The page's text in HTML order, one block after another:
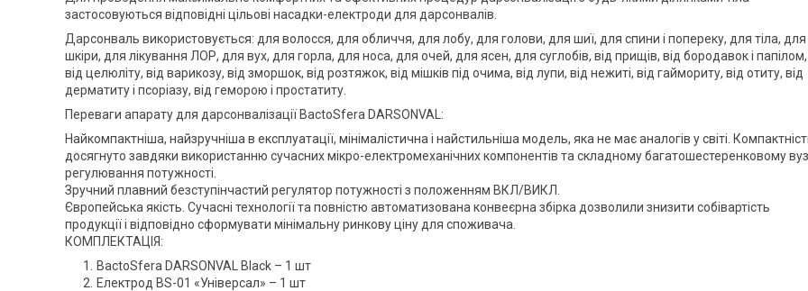
застосовуються відповідні цільові насадки-електроди для дарсонвалів.
Дарсонваль використовується: для волосся, для обличчя, для лобу, для голови, для шиї, для спини і попереку, для тіла, для
шкіри, для лікування ЛОР, для вух, для горла, для носа, для очей, для ясен, для суглобів, від прищів, від бородавок і папілом,
від целюліту, від варикозу, від зморшок, від розтяжок, від мішків під очима, від лупи, від нежиті, від гаймориту, від отиту, від
дерматиту і псоріазу, від геморою і простатиту.
Переваги апарату для дарсонвалізації BactoSfera DARSONVAL:
Найкомпактніша, найзручніша в експлуатації, мінімалістична і найстильніша модель, яка не має аналогів у світі.
досягнуто завдяки використанню сучасних мікро-електромеханічних компонентів та складному багатошестеренковому
регулювання потужності.
Зручний плавний безступінчастий регулятор потужності з положенням ВКЛ/ВИКЛ.
Європейська якість. Сучасні технології та повністю автоматизована конвеєрна збірка дозволили знизити собівартість
продукції і відповідно сформувати мінімальну ринкову ціну для споживача.
КОМПЛЕКТАЦІЯ:
BactoSfera DARSONVAL Black – 1 шт
Електрод BS-01 «Універсал» – 1 шт